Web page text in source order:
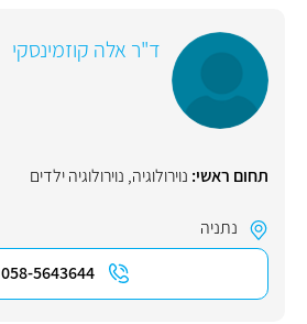
ד"ר אלה קוזמינסקי
תחום ראשי: נוירולוגיה, נוירולוגיה ילדים
נתניה
058-5643644